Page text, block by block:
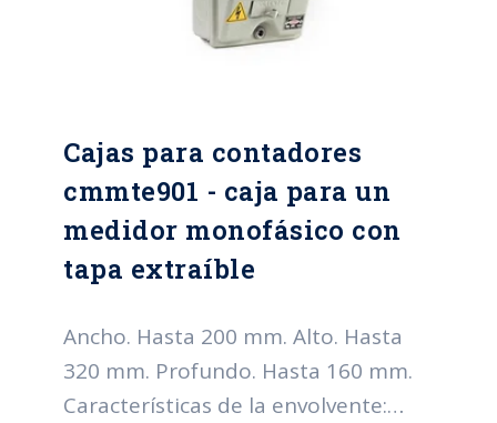
Cajas para contadores
cmmte901 - caja para un
medidor monofásico con
tapa extraíble
Ancho. Hasta 200 mm. Alto. Hasta
320 mm. Profundo. Hasta 160 mm.
Características de la envolvente: